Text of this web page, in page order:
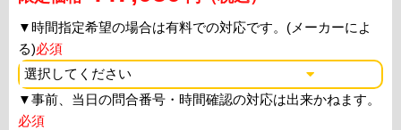
▼時間指定希望の場合は有料での対応です。(メーカーによ
る)必須
▼事前、当日の問合番号・時間確認の対応は出来かねます。
必須